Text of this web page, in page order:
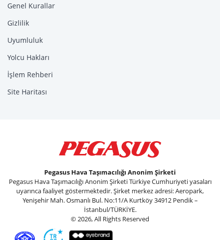
Genel Kurallar
Gizlilik
Uyumluluk
Yolcu Hakları
İşlem Rehberi
Site Haritası
Pegasus Hava Taşımacılığı Anonim Şirketi
Pegasus Hava Taşımacılığı Anonim Şirketi Türkiye Cumhuriyeti yasaları
uyarınca faaliyet göstermektedir. Şirket merkez adresi: Aeropark,
Yenişehir Mah. Osmanlı Bul. No:11/A Kurtköy 34912 Pendik –
İstanbul/TÜRKİYE.
© 2026, All Rights Reserved